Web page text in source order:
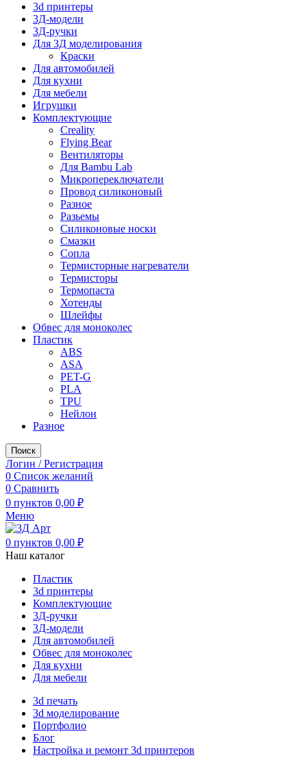
3d принтеры
3Д-модели
3Д-ручки
Для 3Д моделирования
Краски
Для автомобилей
Для кухни
Для мебели
Игрушки
Комплектующие
Creality
Flying Bear
Вентиляторы
Для Bambu Lab
Микропереключатели
Провод силиконовый
Разное
Разьемы
Силиконовые носки
Смазки
Сопла
Термисторные нагреватели
Термисторы
Термопаста
Хотенды
Шлейфы
Обвес для моноколес
Пластик
ABS
ASA
PET-G
PLA
TPU
Нейлон
Разное
Поиск
Логин / Регистрация
0 Список желаний
0 Сравнить
0 пунктов 0,00 ₽
Меню
0 пунктов 0,00 ₽
Наш каталог
Пластик
3d принтеры
Комплектующие
3Д-ручки
3Д-модели
Для автомобилей
Обвес для моноколес
Для кухни
Для мебели
3d печать
3d моделирование
Портфолио
Блог
Настройка и ремонт 3d принтеров